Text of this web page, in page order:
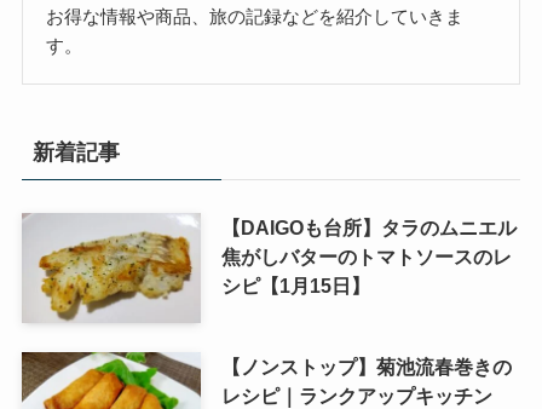
お得な情報や商品、旅の記録などを紹介していきま
す。
新着記事
【DAIGOも台所】タラのムニエル
焦がしバターのトマトソースのレ
シピ【1月15日】
【ノンストップ】菊池流春巻きの
レシピ｜ランクアップキッチン